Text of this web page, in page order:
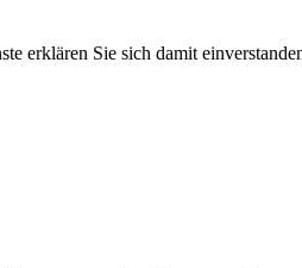
erklären Sie sich damit